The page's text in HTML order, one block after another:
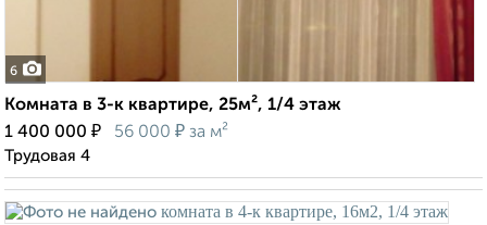
6
Комната в 3-к квартире, 25м², 1/4 этаж
1 400 000 ₽ 56 000 ₽ за м²
Трудовая 4